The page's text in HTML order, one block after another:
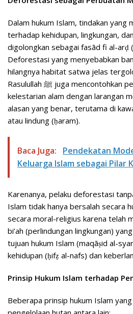
Dalam hukum Islam, tindakan yang
terhadap kehidupan, lingkungan,
digolongkan sebagai fasād fi al-arḍ
Deforestasi yang menyebabkan
hilangnya habitat satwa jelas
Rasulullah ﷺ juga mencontohkan pentingnya menjaga
kelestarian alam dengan larangan
alasan yang benar, terutama di
atau lindung (ḥaram).
Baca Juga:
Pendekatan
Keluarga Islam sebagai Pilar
Karenanya, pelaku deforestasi
Islam tidak hanya bersalah secara
secara moral-religius karena telah
bi’ah (perlindungan lingkungan)
tujuan hukum Islam (maqāṣid al-
kehidupan (ḥifẓ al-nafs) dan
Prinsip Hukum Islam terhadap
Beberapa prinsip hukum Islam